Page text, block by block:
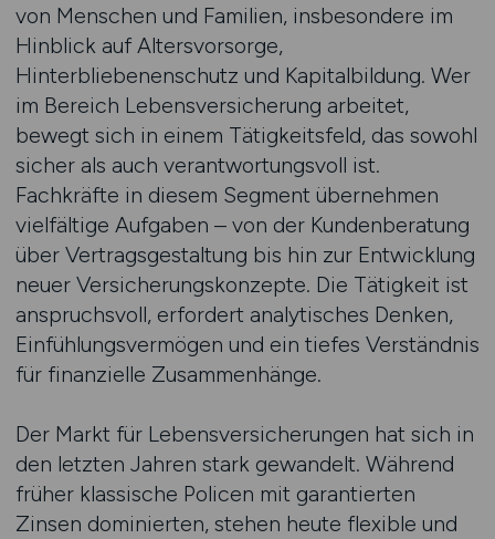
von Menschen und Familien, insbesondere im
Hinblick auf Altersvorsorge,
Hinterbliebenenschutz und Kapitalbildung. Wer
im Bereich Lebensversicherung arbeitet,
bewegt sich in einem Tätigkeitsfeld, das sowohl
sicher als auch verantwortungsvoll ist.
Fachkräfte in diesem Segment übernehmen
vielfältige Aufgaben – von der Kundenberatung
über Vertragsgestaltung bis hin zur Entwicklung
neuer Versicherungskonzepte. Die Tätigkeit ist
anspruchsvoll, erfordert analytisches Denken,
Einfühlungsvermögen und ein tiefes Verständnis
für finanzielle Zusammenhänge.
Der Markt für Lebensversicherungen hat sich in
den letzten Jahren stark gewandelt. Während
früher klassische Policen mit garantierten
Zinsen dominierten, stehen heute flexible und